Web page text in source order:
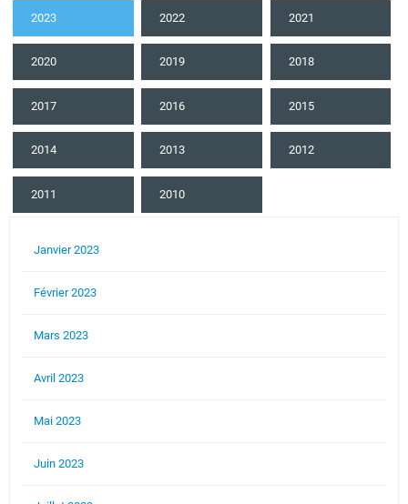
2023 2022 2021
2020 2019 2018
2017 2016 2015
2014 2013 2012
2011 2010
Janvier 2023
Février 2023
Mars 2023
Avril 2023
Mai 2023
Juin 2023